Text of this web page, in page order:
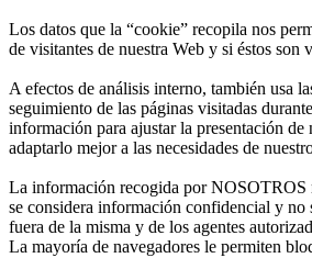
Los datos que la “cookie” recopila nos
de visitantes de nuestra Web y si éstos son
A efectos de análisis interno, también usa
seguimiento de las páginas visitadas
información para ajustar la presentación de
adaptarlo mejor a las necesidades de
La información recogida por NOSOTROS
se considera información confidencial y no
fuera de la misma y de los agentes
La mayoría de navegadores le permiten